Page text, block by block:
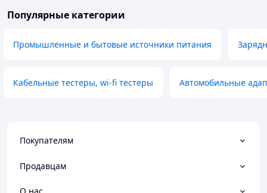
Популярные категории
Промышленные и бытовые источники питания
Кабельные тестеры, wi-fi тестеры Автомобильные
Покупателям
Продавцам